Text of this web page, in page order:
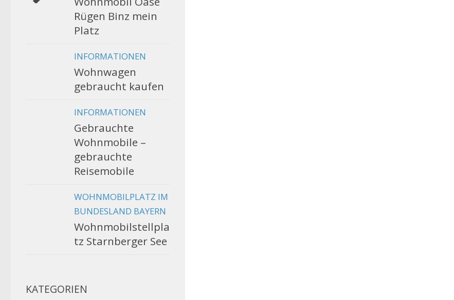
Rügen Binz mein
Platz
INFORMATIONEN
Wohnwagen
gebraucht kaufen
INFORMATIONEN
Gebrauchte
Wohnmobile –
gebrauchte
Reisemobile
WOHNMOBILPLATZ IM
BUNDESLAND BAYERN
Wohnmobilstellpla
tz Starnberger See
KATEGORIEN